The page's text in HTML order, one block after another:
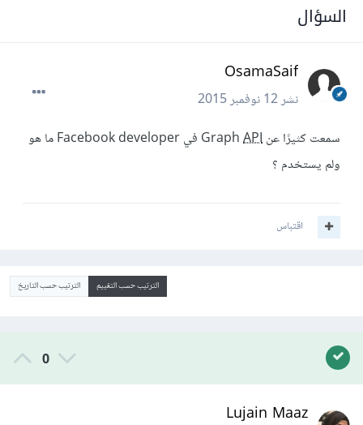
السؤال
OsamaSaif
نشر12 نوفمبر 2015
سمعت كثيرًا عن GraphAPI
في Facebook developer ما هو
ولم يستخدم ؟
اقتباس
الترتيب حسب التقييم الترتيب حسب التاريخ
0
Lujain Maaz